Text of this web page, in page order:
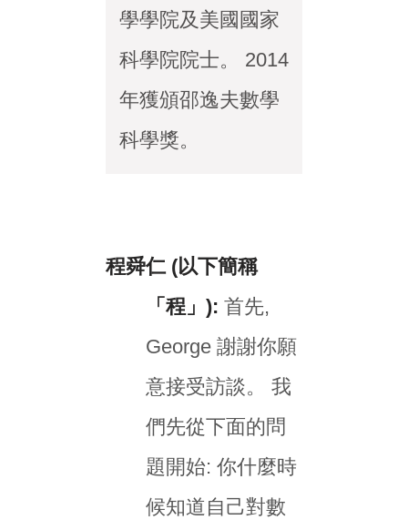
學學院及美國國家
科學院院士。 2014
年獲頒邵逸夫數學
科學獎。
程舜仁 (以下簡稱
「程」): 首先,
George 謝謝你願
意接受訪談。 我
們先從下面的問
題開始: 你什麼時
候知道自己對數